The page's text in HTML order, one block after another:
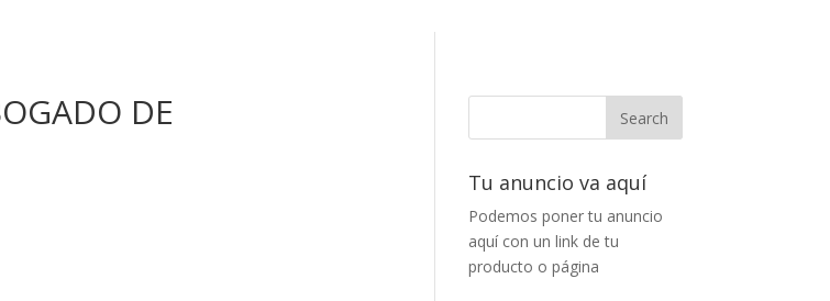
DE
Tu anuncio va aquí
Podemos poner tu anuncio
aquí con un link de tu
producto o página